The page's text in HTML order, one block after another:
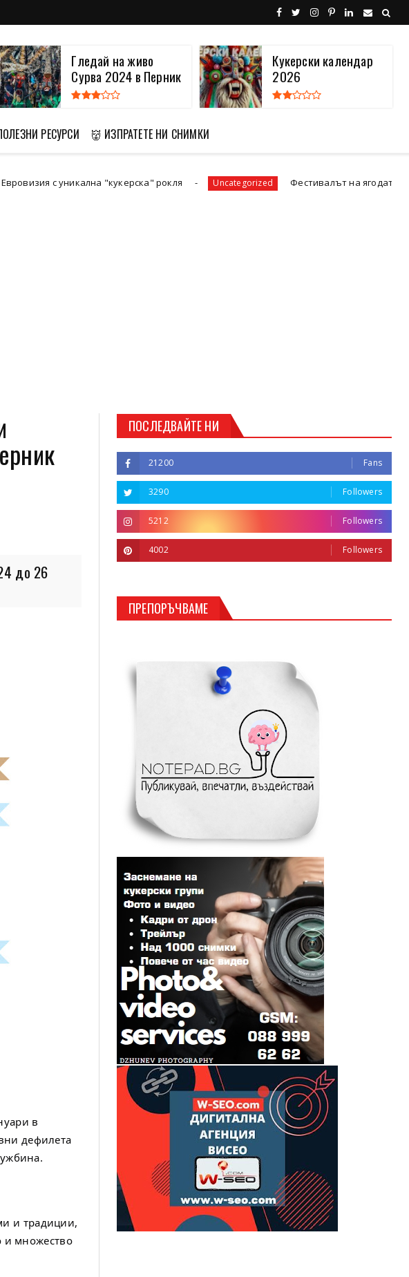
Гледай на живо
Сурва 2024 в Перник
Кукерски календар
2026
РЕСУРСИ 👹 ИЗПРАТЕТЕ НИ СНИМКИ
"кукерска" рокля Uncategorized Фестивалът на ягодата 2026 в Кричим
до 26
в
дефилета
и традиции,
и множество
ПОСЛЕДВАЙТЕ НИ
21200 Fans
3290 Followers
5212 Followers
4002 Followers
ПРЕПОРЪЧВАМЕ